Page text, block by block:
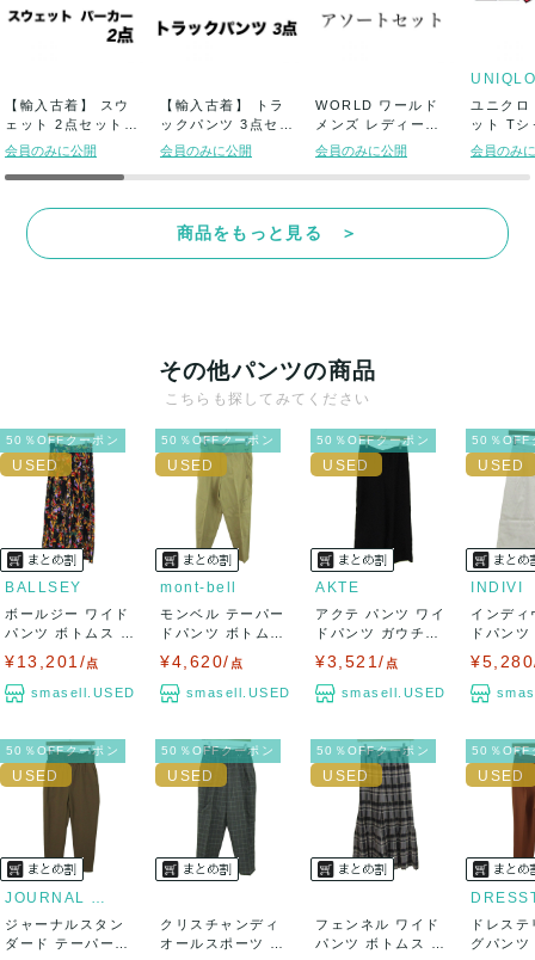
【輸入古着】 スウ
ェット 2点セット
ドバイベー...
会員のみに公開
【輸入古着】 トラ
ックパンツ 3点セッ
ト アディダ...
会員のみに公開
WORLD ワールド
メンズ レディース
アパレル...
会員のみに公開
UNIQLO
ユニク
ット Tシ
メT ム...
会員のみ
商品をもっと見る ＞
その他パンツの商品
こちらも探してみてください
50％OFFクーポン
BALLSEY
ボールジー ワイド
パンツ ボトムス 総
¥13,201/点
smasell.USED
50％OFFクーポン
mont-bell
モンベル テーパー
ドパンツ ボトムス
¥4,620/ 点
smasell.USED
50％OFFクーポン
AKTE
アクテ パンツ ワイ
ドパンツ ガウチョ
¥3,521/ 点
smasell.USED
50％OFF
INDIVI
インディ
ドパン
50％OFFクーポン
ジャーナルスタン
ダード テーパード
50％OFFクーポン
クリスチャンディ
オールスポーツ パ
50％OFFクーポン
フェンネル ワイド
パンツ ボトムス ガ
50％OFF
ドレス
グパン